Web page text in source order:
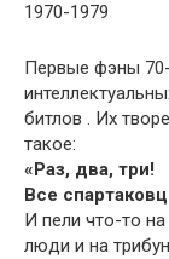
1970-1979
Первые фэны 70-
битлов . Их
такое:
«Раз, два, три!
Все
И пели что-то
люди и на